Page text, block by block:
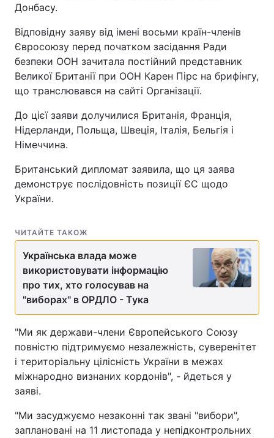
Донбасу.
Відповідну заяву від імені восьми країн-членів
Євросоюзу перед початком засідання Ради
безпеки ООН зачитала постійний представник
Великої Британії при ООН Карен Пірс на брифінгу,
що транслювався на сайті Організації.
До цієї заяви долучилися Британія, Франція,
Нідерланди, Польща, Швеція, Італія, Бельгія і
Німеччина.
Британський дипломат заявила, що ця заява
демонструє послідовність позиції ЄС щодо
України.
ЧИТАЙТЕ ТАКОЖ
Українська влада може
використовувати інформацію
про тих, хто голосував на
"виборах" в ОРДЛО - Тука
"Ми як держави-члени Європейського Союзу
повністю підтримуємо незалежність, суверенітет
і територіальну цілісність України в межах
міжнародно визнаних кордонів", - йдеться у
заяві.
"Ми засуджуємо незаконні так звані "вибори",
заплановані на 11 листопада у непідконтрольних